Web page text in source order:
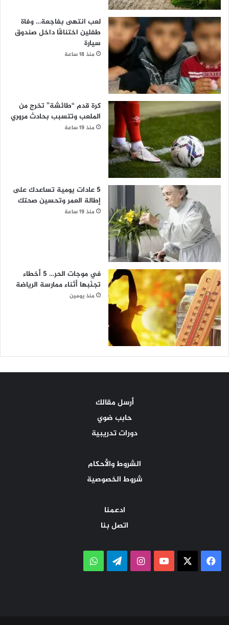
لعب انتهى بفاجعة… وفاة
طفلين اختناقًا داخل صندوق
سيارة
منذ 18 ساعة
كرة قدم “طائشة” تخرج من
الملعب وتتسبب بحادث مروري
منذ 19 ساعة
5 عادات يومية تساعدك على
إطالة العمر وتحسين صحتك
منذ 19 ساعة
في موجات الحر… 5 أخطاء
تجنّبها أثناء ممارسة الرياضة
منذ يومين
أرسل مقالك
حابب ضوي
دورات تدريبية
الشروط والأحكام
شروط الخصوصية
ادعمنا
اتصل بنا
فيسبوك ‫YouTubeانستقرامتيلقرامواتساب